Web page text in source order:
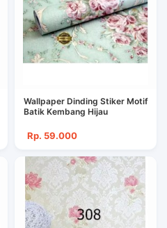
Wallpaper Dinding Stiker Motif
Batik Kembang Hijau
Rp. 59.000